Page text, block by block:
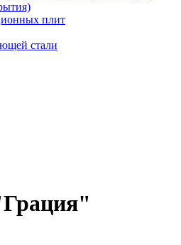
плит
стали